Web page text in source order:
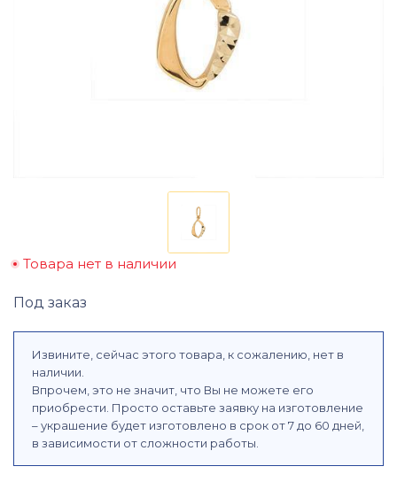
Товара нет в наличии
Под заказ
Извините, сейчас этого товара, к сожалению, нет в
наличии.
Впрочем, это не значит, что Вы не можете его
приобрести. Просто оставьте заявку на изготовление
– украшение будет изготовлено в срок от 7 до 60 дней,
в зависимости от сложности работы.